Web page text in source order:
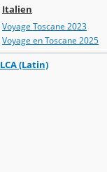
Italien
Voyage Toscane 2023
Voyage en Toscane 2025
LCA (Latin)